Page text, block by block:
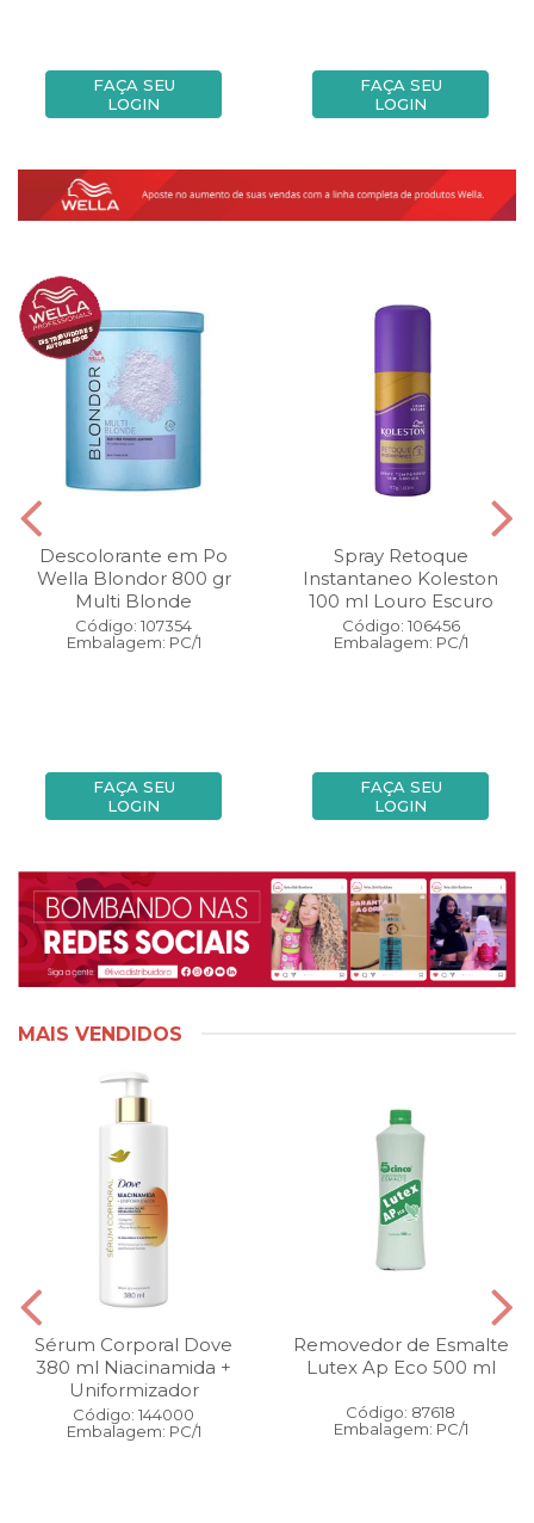
FAÇA SEU
LOGIN
FAÇA SEU
LOGIN
Descolorante em Po
Wella Blondor 800 gr
Multi Blonde
Código: 107354
Embalagem: PC/1
FAÇA SEU
LOGIN
Spray Retoque
Instantaneo Koleston
100 ml Louro Escuro
Código: 106456
Embalagem: PC/1
FAÇA SEU
LOGIN
MAIS VENDIDOS
Sérum Corporal Dove
380 ml Niacinamida +
Uniformizador
Código: 144000
Embalagem: PC/1
Removedor de Esmalte
Lutex Ap Eco 500 ml
Código: 87618
Embalagem: PC/1